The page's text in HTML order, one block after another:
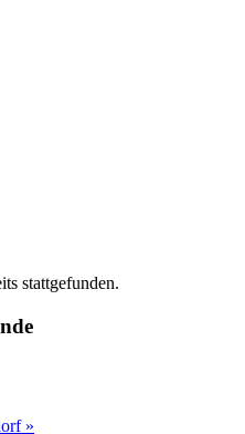
stattgefunden.
»